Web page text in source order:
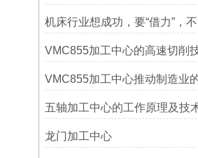
龙门加工中心